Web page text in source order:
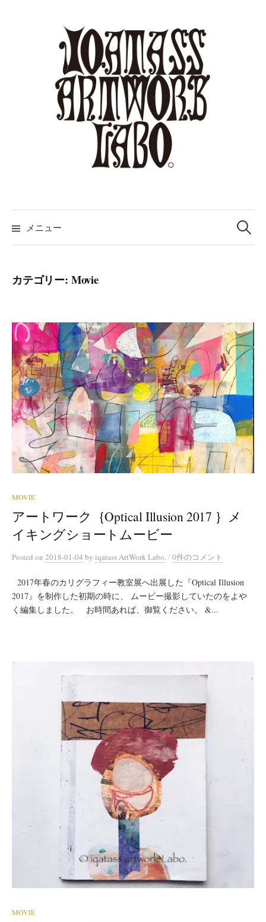
メニュー
検
索:
カテゴリー: Movie
MOVIE
アートワーク｛Optical Illusion 2017 ｝メ
イキングショートムービー
Posted on 2018-01-04 by iqatass ArtWork Labo. /0件のコメント
2017年春のカリグラフィー教室展へ出展した『Optical Illusion
2017』を制作した初期の時に、 ムービー撮影していたのをよや
く編集しました。 お時間あれば、御覧ください。 &...
MOVIE